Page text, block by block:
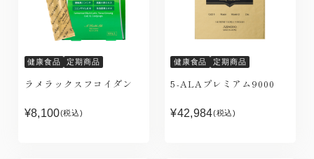
健康食品 定期商品
ラメラックスフコイダン
¥8,100(税込)
健康食品 定期商品
5-ALAプレミアム9000
¥42,984(税込)